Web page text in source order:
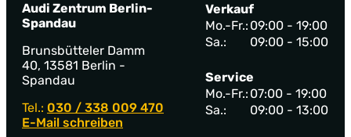
Audi Zentrum Berlin-
Spandau
Brunsbütteler Damm
40, 13581 Berlin -
Spandau
Tel.: 030 / 338 009 470
E-Mail schreiben
Verkauf
Mo.-Fr.: 09:00 - 19:00
Sa.:
09:00 - 15:00
Service
Mo.-Fr.: 07:00 - 19:00
Sa.:
09:00 - 13:00